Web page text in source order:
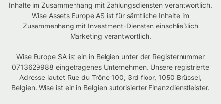
Inhalte im Zusammenhang mit Zahlungsdiensten verantwortlich.
Wise Assets Europe AS ist für sämtliche Inhalte im
Zusammenhang mit Investment-Diensten einschließlich
Marketing verantwortlich.
Wise Europe SA ist ein in Belgien unter der Registernummer
0713629988 eingetragenes Unternehmen. Unsere registrierte
Adresse lautet Rue du Trône 100, 3rd floor, 1050 Brüssel,
Belgien. Wise ist ein in Belgien autorisierter Finanzdienstleister.